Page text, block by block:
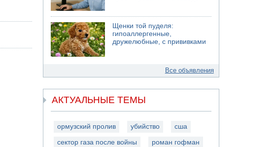
Щенки той пуделя:
гипоаллергенные,
дружелюбные, с прививками
Все объявления
АКТУАЛЬНЫЕ ТЕМЫ
ормузский пролив убийство сша
сектор газа после войны роман гофман